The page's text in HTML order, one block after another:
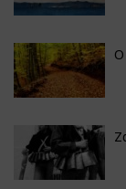
Ο